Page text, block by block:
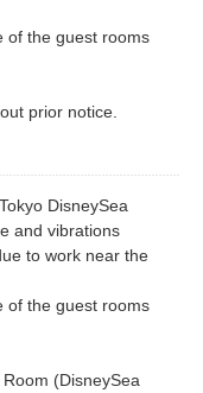
of the guest rooms
prior notice.
DisneySea
and vibrations
to work near the
of the guest rooms
(DisneySea